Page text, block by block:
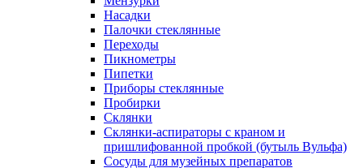
Насадки
Палочки стеклянные
Переходы
Пикнометры
Пипетки
Приборы стеклянные
Пробирки
Склянки
Склянки-аспираторы с краном и
пришлифованной пробкой (бутыль Вульфа)
Сосуды для музейных препаратов